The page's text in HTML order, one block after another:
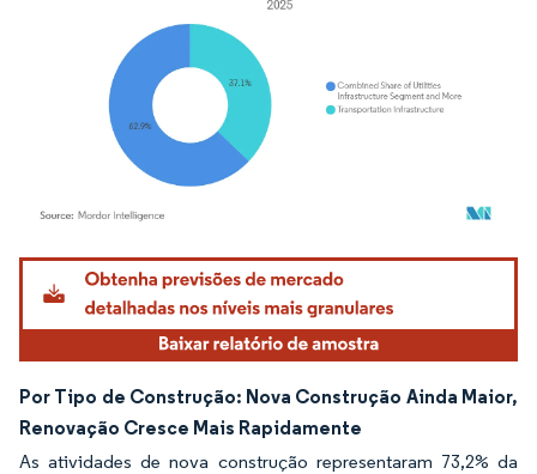
Imagem © Mordor Intelligence. O reuso requer atribuição conforme CC BY 4.0.
Por Tipo de Construção: Nova Construção Ainda Maior,
Renovação Cresce Mais Rapidamente
As atividades de nova construção representaram 73,2% da